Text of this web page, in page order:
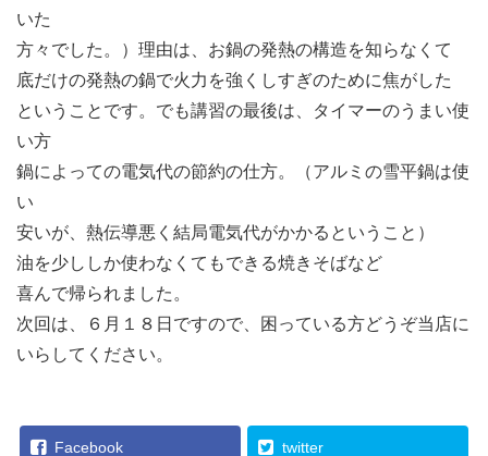
いた
方々でした。）理由は、お鍋の発熱の構造を知らなくて
底だけの発熱の鍋で火力を強くしすぎのために焦がした
ということです。でも講習の最後は、タイマーのうまい使
い方
鍋によっての電気代の節約の仕方。（アルミの雪平鍋は使
い
安いが、熱伝導悪く結局電気代がかかるということ）
油を少ししか使わなくてもできる焼きそばなど
喜んで帰られました。
次回は、６月１８日ですので、困っている方どうぞ当店に
いらしてください。
Facebook twitter